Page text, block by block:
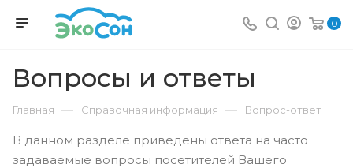
0
Вопросы и ответы
Главная — Справочная информация — Вопрос-ответ
В данном разделе приведены ответа на часто
задаваемые вопросы посетителей Вашего